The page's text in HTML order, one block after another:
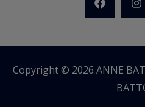
Copyright © 2026 ANNE